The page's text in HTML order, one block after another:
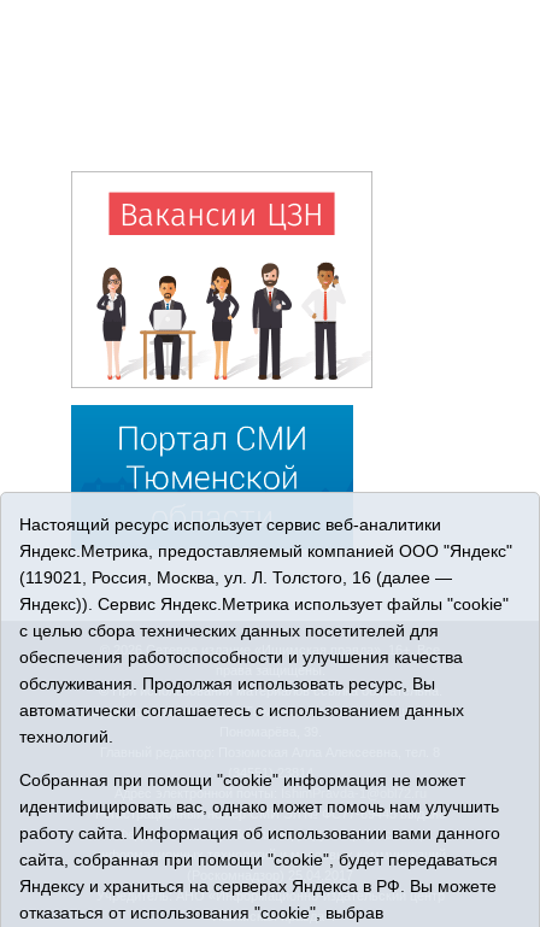
© 2026 Сетевое издание «Ишимская правда». 16+. Все
права защищены.
© При использовании материалов ссылка обязательна.
Адрес редакции: 627750 Тюменская область, г. Ишим, ул.
(34551) 23814
Адрес электронной почты:
IshimPravda-1@obl72.ru
Регистрационный номер СМИ Эл № ФС77-69445 выдано
Федеральной службой по надзору в сфере связи,
информационных технологий и массовых коммуникаций
Учредитель: АНО «Информационно-издательский центр
«Ишимская правда».
Настоящий ресурс использует сервис веб-аналитики
Яндекс.Метрика, предоставляемый компанией ООО "Яндекс"
(119021, Россия, Москва, ул. Л. Толстого, 16 (далее —
Яндекс)). Сервис Яндекс.Метрика использует файлы "cookie"
с целью сбора технических данных посетителей для
обеспечения работоспособности и улучшения качества
обслуживания. Продолжая использовать ресурс, Вы
автоматически соглашаетесь с использованием данных
технологий.
Собранная при помощи "cookie" информация не может
идентифицировать вас, однако может помочь нам улучшить
работу сайта. Информация об использовании вами данного
сайта, собранная при помощи "cookie", будет передаваться
Яндексу и храниться на серверах Яндекса в РФ. Вы можете
отказаться от использования "cookie", выбрав